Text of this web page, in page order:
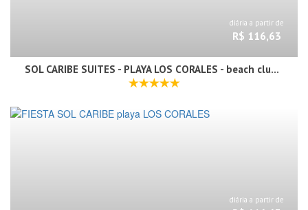
diária a partir de
R$ 116,63
SOL CARIBE SUITES - PLAYA LOS CORALES - beach club, wifi, swimming pool
diária a partir de